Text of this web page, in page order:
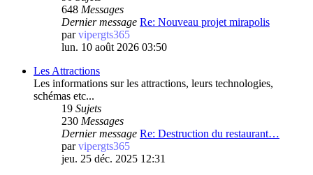
648 Messages
Dernier message Re: Nouveau projet mirapolis
parvipergts365
lun. 10 août 2026 03:50
Les Attractions
Les informations sur les attractions, leurs technologies,
schémas etc...
19 Sujets
230 Messages
Dernier message Re: Destruction du restaurant…
parvipergts365
jeu. 25 déc. 2025 12:31